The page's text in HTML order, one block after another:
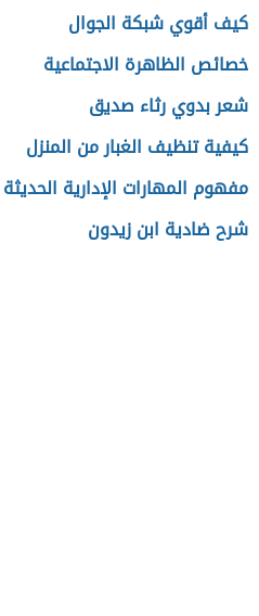
كيف أقوي شبكة الجوال
خصائص الظاهرة الاجتماعية
شعر بدوي رثاء صديق
كيفية تنظيف الغبار من المنزل
مفهوم المهارات الإدارية الحديثة
شرح ضادية ابن زيدون